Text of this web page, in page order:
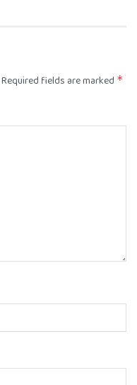
Required fields are marked *